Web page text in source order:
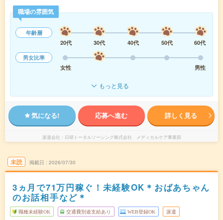
職場の雰囲気
年齢層
20代
30代 40代 50代
60代
男女比率
女性
男性
もっと見る
気になる! 応募へ進む 詳しく見る
派遣会社 日研トータルソーシング株式会社 メディカルケア事業部
未読 掲載日 2026/07/30
3ヵ月で71万円稼ぐ！未経験OK＊おばあちゃん
のお話相手など＊
職種未経験OK 交通費別途支給あり WEB登録OK 派遣